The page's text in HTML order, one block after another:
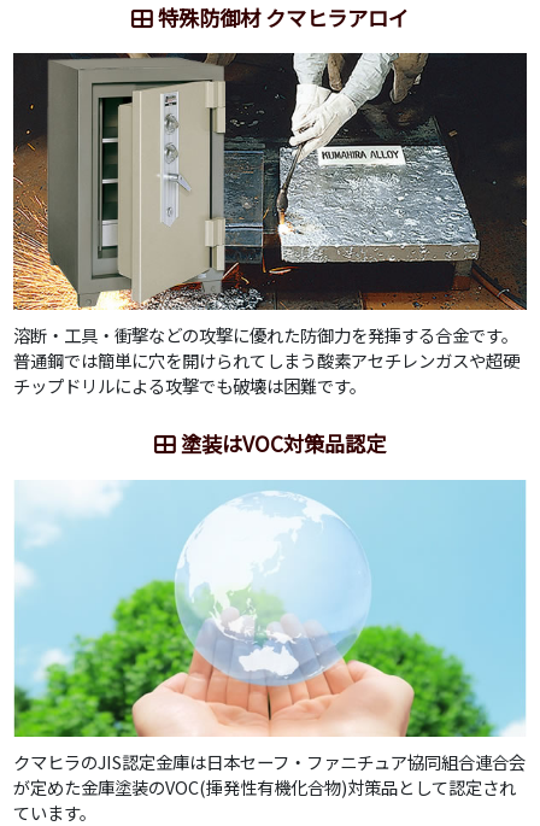
特殊防御材 クマヒラアロイ
溶断・工具・衝撃などの攻撃に優れた防御力を発揮する合金です。
普通鋼では簡単に穴を開けられてしまう酸素アセチレンガスや超硬
チップドリルによる攻撃でも破壊は困難です。
塗装はVOC対策品認定
クマヒラのJIS認定金庫は日本セーフ・ファニチュア協同組合連合会
が定めた金庫塗装のVOC(揮発性有機化合物)対策品として認定され
ています。